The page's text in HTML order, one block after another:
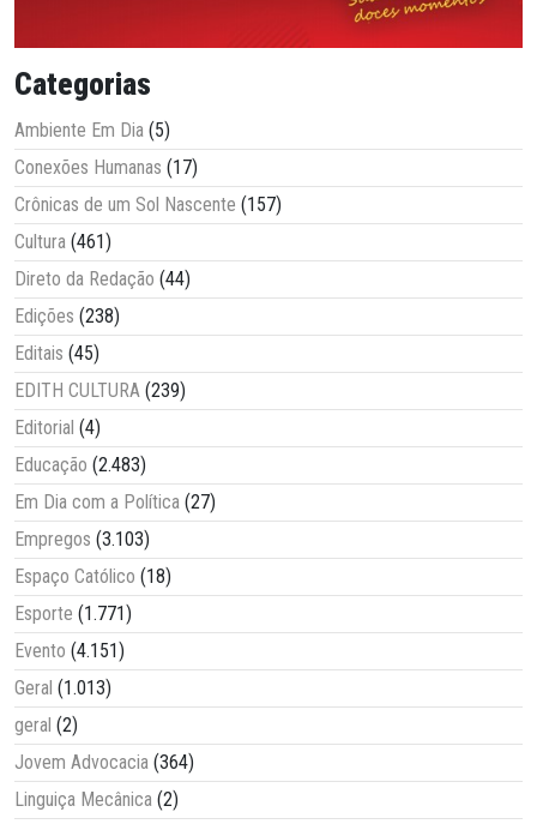
Categorias
Ambiente Em Dia (5)
Conexões Humanas (17)
Crônicas de um Sol Nascente (157)
Cultura (461)
Direto da Redação (44)
Edições (238)
Editais (45)
EDITH CULTURA (239)
Editorial (4)
Educação (2.483)
Em Dia com a Política (27)
Empregos (3.103)
Espaço Católico (18)
Esporte (1.771)
Evento (4.151)
Geral (1.013)
geral (2)
Jovem Advocacia (364)
Linguiça Mecânica (2)